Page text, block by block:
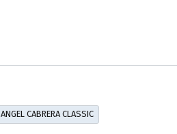
ANGEL CABRERA CLASSIC